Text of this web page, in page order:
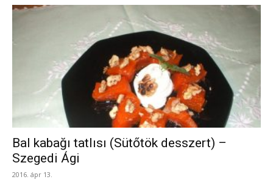
Bal kabağı tatlısı (Sütőtök desszert) –
Szegedi Ági
2016. ápr 13.